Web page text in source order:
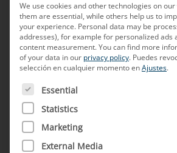
POSTED ON27 DE ABRIL DE 2026 BY
POF
¿Qué significa POF?
POF (Plastic/Polymer Optical Fiber,
denominación normalizada en
conductores de luz fabricados en
We use cookies and other technologies on
them are essential, while others help us to
your experience. Personal data may be
addresses), for example for personalized ads
content measurement.You can find more
of your data in our privacy policy. Puedes
selección en cualquier momento enAjustes.
A CONTINUACIÓN FIGURA UNA
Essential
Statistics
Marketing
External Media